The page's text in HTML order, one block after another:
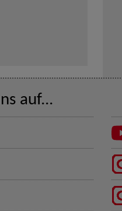
auf...